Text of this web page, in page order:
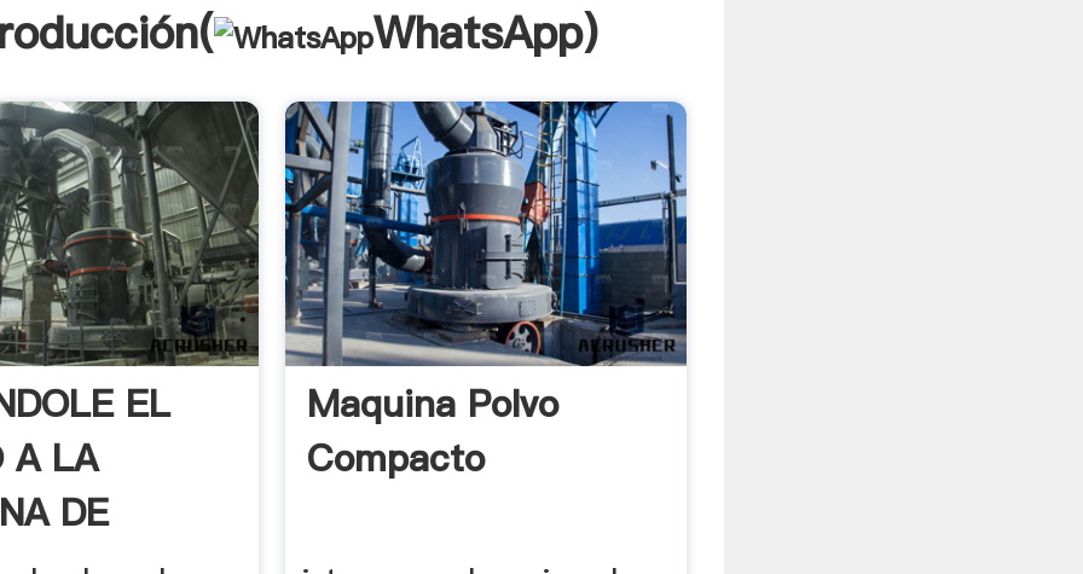
WhatsApp)
EL
A LA
DE
Maquina Polvo
Compacto